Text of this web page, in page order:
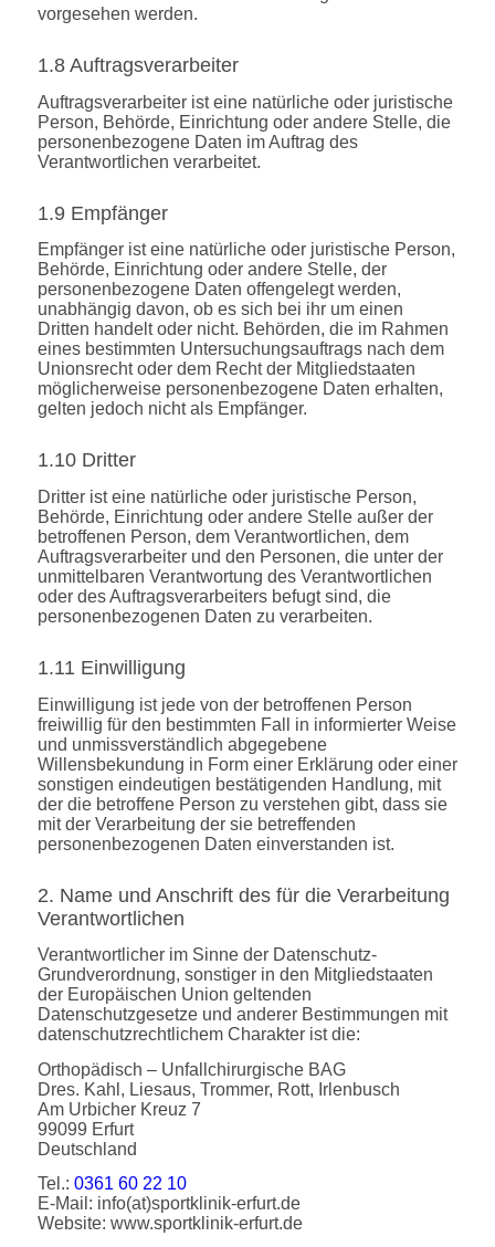
vorgesehen werden.
1.8 Auftragsverarbeiter
Auftragsverarbeiter ist eine natürliche oder juristische
Person, Behörde, Einrichtung oder andere Stelle, die
personenbezogene Daten im Auftrag des
Verantwortlichen verarbeitet.
1.9 Empfänger
Empfänger ist eine natürliche oder juristische Person,
Behörde, Einrichtung oder andere Stelle, der
personenbezogene Daten offengelegt werden,
unabhängig davon, ob es sich bei ihr um einen
Dritten handelt oder nicht. Behörden, die im Rahmen
eines bestimmten Untersuchungsauftrags nach dem
Unionsrecht oder dem Recht der Mitgliedstaaten
möglicherweise personenbezogene Daten erhalten,
gelten jedoch nicht als Empfänger.
1.10 Dritter
Dritter ist eine natürliche oder juristische Person,
Behörde, Einrichtung oder andere Stelle außer der
betroffenen Person, dem Verantwortlichen, dem
Auftragsverarbeiter und den Personen, die unter der
unmittelbaren Verantwortung des Verantwortlichen
oder des Auftragsverarbeiters befugt sind, die
personenbezogenen Daten zu verarbeiten.
1.11 Einwilligung
Einwilligung ist jede von der betroffenen Person
freiwillig für den bestimmten Fall in informierter Weise
und unmissverständlich abgegebene
Willensbekundung in Form einer Erklärung oder einer
sonstigen eindeutigen bestätigenden Handlung, mit
der die betroffene Person zu verstehen gibt, dass sie
mit der Verarbeitung der sie betreffenden
personenbezogenen Daten einverstanden ist.
2. Name und Anschrift des für die Verarbeitung
Verantwortlichen
Verantwortlicher im Sinne der Datenschutz-
Grundverordnung, sonstiger in den Mitgliedstaaten
der Europäischen Union geltenden
Datenschutzgesetze und anderer Bestimmungen mit
datenschutzrechtlichem Charakter ist die:
Orthopädisch – Unfallchirurgische BAG
Dres. Kahl, Liesaus, Trommer, Rott, Irlenbusch
Am Urbicher Kreuz 7
99099 Erfurt
Deutschland
Tel.: 0361 60 22 10
E-Mail: info(at)sportklinik-erfurt.de
Website: www.sportklinik-erfurt.de